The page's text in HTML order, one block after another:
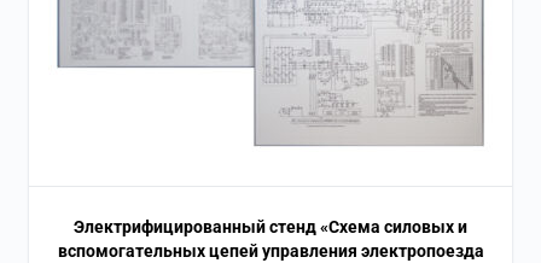
Электрифицированный стенд «Схема силовых и
вспомогательных цепей управления электропоезда